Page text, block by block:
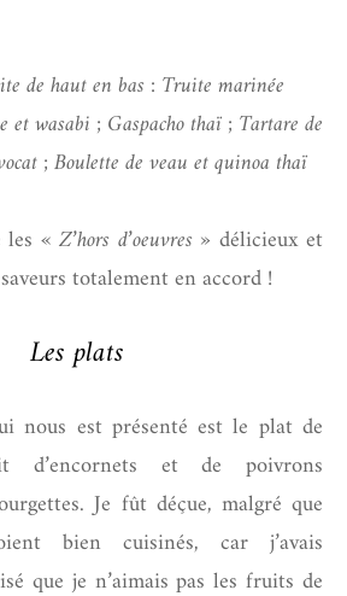
de haut en bas : Truite marinée
et wasabi ; Gaspacho thaï ; Tartare de
; Boulette de veau et quinoa thaï
« Z’hors d’oeuvres » délicieux et
totalement en accord !
Les plats
nous est présenté est le plat de
d’encornets et de poivrons
Je fût déçue, malgré que
bien cuisinés, car j’avais
que je n’aimais pas les fruits de